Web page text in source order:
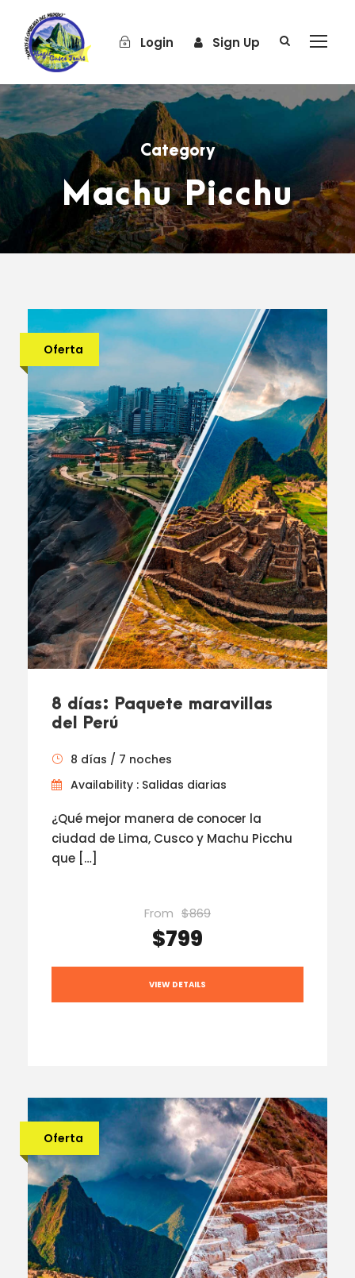
Login Sign Up
Category
Machu Picchu
Oferta
8 días: Paquete maravillas
del Perú
8 días / 7 noches
Availability : Salidas diarias
¿Qué mejor manera de conocer la
ciudad de Lima, Cusco y Machu Picchu
que […]
From $869
$799
VIEW DETAILS
Oferta